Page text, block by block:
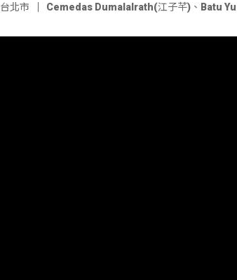
台北市 Cemedas Dumalalrath(江子芊) 、 Batu